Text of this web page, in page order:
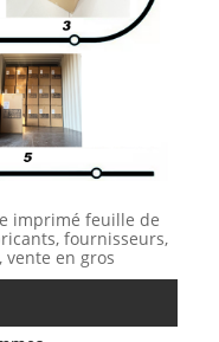
imprimé feuille de
fournisseurs,
vente en gros